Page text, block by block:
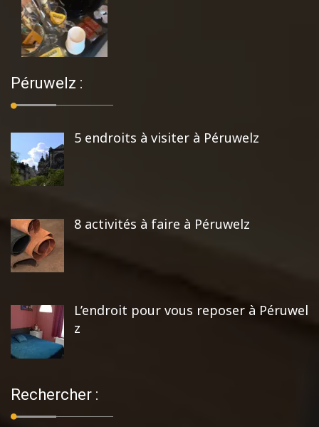
Péruwelz :
5 endroits à visiter à Péruwelz
8 activités à faire à Péruwelz
L’endroit pour vous reposer à Péruwel
z
Rechercher :